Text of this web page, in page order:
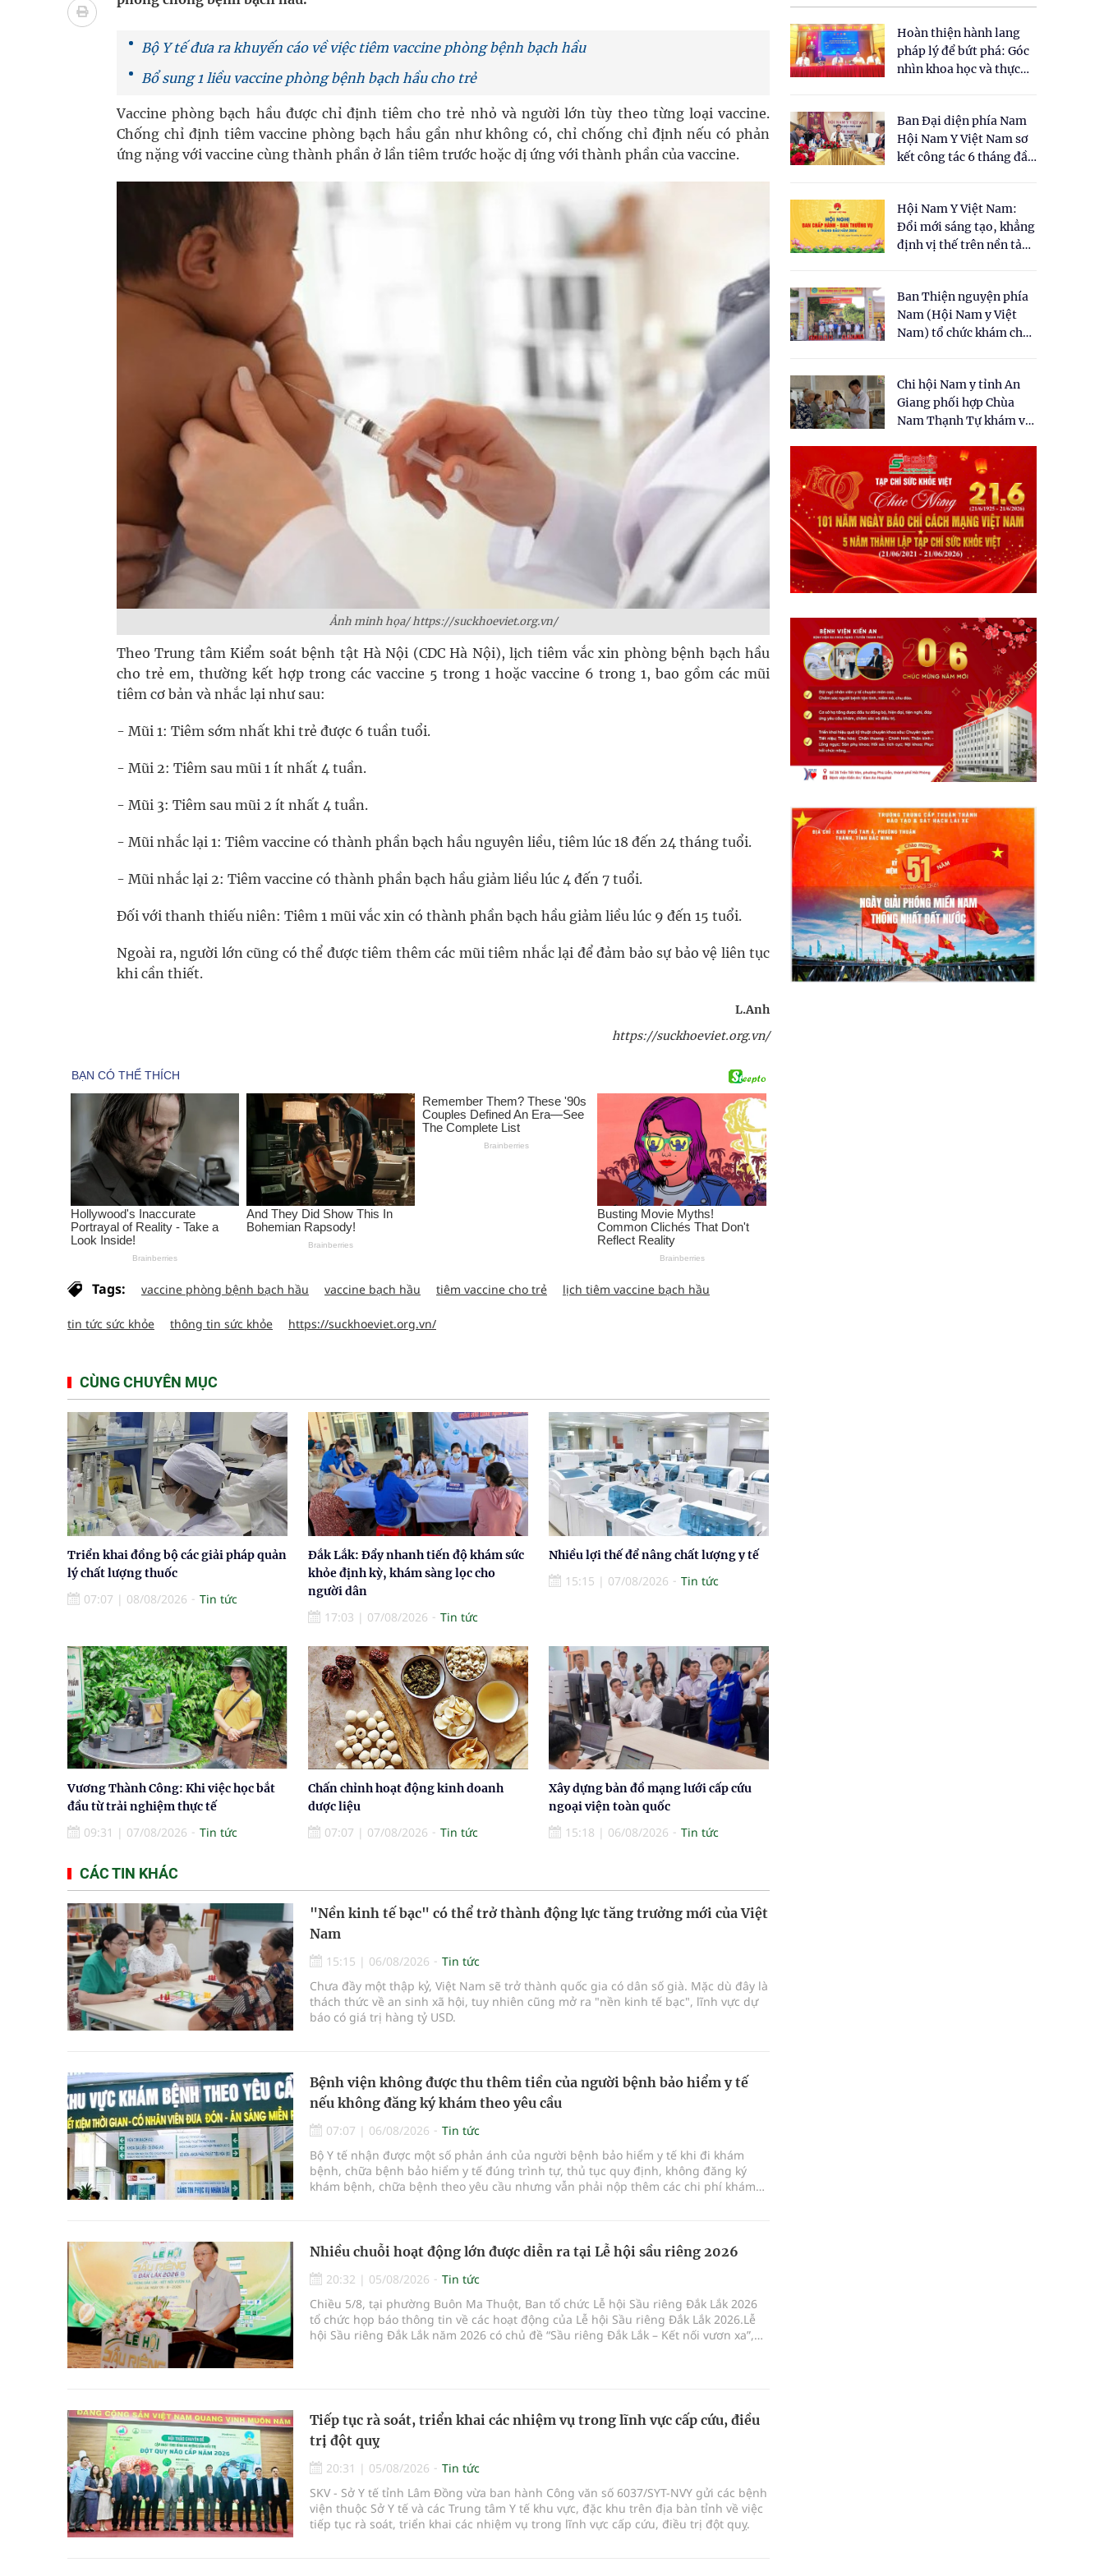
Vương Thành Công: Khi việc học bắt đầu từ trải nghiệm thực tế
Tầm soát sớm ung thư vú giúp cứu sống hàng nghìn phụ nữ mỗi năm
Giải pháp nâng cao thị lực thời hiện đại
Triển khai đồng bộ các giải pháp quản lý chất lượng thuốc
Bộ Y tế đưa ra khuyến cáo về việc tiêm vaccine phòng bệnh bạch hầu
Bổ sung 1 liều vaccine phòng bệnh bạch hầu cho trẻ
Vaccine phòng bạch hầu được chỉ định tiêm cho trẻ nhỏ và người lớn tùy theo từng loại vaccine.
Chống chỉ định tiêm vaccine phòng bạch hầu gần như không có, chỉ chống chỉ định nếu có phản
ứng nặng với vaccine cùng thành phần ở lần tiêm trước hoặc dị ứng với thành phần của vaccine.
Ảnh minh họa/ https://suckhoeviet.org.vn/
Theo Trung tâm Kiểm soát bệnh tật Hà Nội (CDC Hà Nội), lịch tiêm vắc xin phòng bệnh bạch hầu
cho trẻ em, thường kết hợp trong các vaccine 5 trong 1 hoặc vaccine 6 trong 1, bao gồm các mũi
tiêm cơ bản và nhắc lại như sau:
- Mũi 1: Tiêm sớm nhất khi trẻ được 6 tuần tuổi.
- Mũi 2: Tiêm sau mũi 1 ít nhất 4 tuần.
- Mũi 3: Tiêm sau mũi 2 ít nhất 4 tuần.
- Mũi nhắc lại 1: Tiêm vaccine có thành phần bạch hầu nguyên liều, tiêm lúc 18 đến 24 tháng tuổi.
- Mũi nhắc lại 2: Tiêm vaccine có thành phần bạch hầu giảm liều lúc 4 đến 7 tuổi.
Đối với thanh thiếu niên: Tiêm 1 mũi vắc xin có thành phần bạch hầu giảm liều lúc 9 đến 15 tuổi.
Ngoài ra, người lớn cũng có thể được tiêm thêm các mũi tiêm nhắc lại để đảm bảo sự bảo vệ liên tục
khi cần thiết.
L.Anh
https://suckhoeviet.org.vn/
Tags: vaccine phòng bệnh bạch hầu vaccine bạch hầu tiêm vaccine cho trẻ lịch tiêm vaccine bạch hầu
tin tức sức khỏe thông tin sức khỏe https://suckhoeviet.org.vn/
CÙNG CHUYÊN MỤC
Triển khai đồng bộ các giải pháp quản
lý chất lượng thuốc
07:07 | 08/08/2026 Tin tức
Đắk Lắk: Đẩy nhanh tiến độ khám sức
khỏe định kỳ, khám sàng lọc cho
người dân
17:03 | 07/08/2026 Tin tức
Nhiều lợi thế để nâng chất lượng y tế
15:15 | 07/08/2026 Tin tức
Vương Thành Công: Khi việc học bắt
đầu từ trải nghiệm thực tế
09:31 | 07/08/2026 Tin tức
Chấn chỉnh hoạt động kinh doanh
dược liệu
07:07 | 07/08/2026 Tin tức
Xây dựng bản đồ mạng lưới cấp cứu
ngoại viện toàn quốc
15:18 | 06/08/2026 Tin tức
CÁC TIN KHÁC
"Nền kinh tế bạc" có thể trở thành động lực tăng trưởng mới của Việt
Nam
15:15 | 06/08/2026
Tin tức
Chưa đầy một thập kỷ, Việt Nam sẽ trở thành quốc gia có dân số già. Mặc dù đây là
thách thức về an sinh xã hội, tuy nhiên cũng mở ra "nền kinh tế bạc", lĩnh vực dự
báo có giá trị hàng tỷ USD.
Bệnh viện không được thu thêm tiền của người bệnh bảo hiểm y tế
nếu không đăng ký khám theo yêu cầu
07:07 | 06/08/2026
Tin tức
Bộ Y tế nhận được một số phản ánh của người bệnh bảo hiểm y tế khi đi khám
bệnh, chữa bệnh bảo hiểm y tế đúng trình tự, thủ tục quy định, không đăng ký
khám bệnh, chữa bệnh theo yêu cầu nhưng vẫn phải nộp thêm các chi phí khám
Nhiều chuỗi hoạt động lớn được diễn ra tại Lễ hội sầu riêng 2026
20:32 | 05/08/2026
Tin tức
Chiều 5/8, tại phường Buôn Ma Thuột, Ban tổ chức Lễ hội Sầu riêng Đắk Lắk 2026
tổ chức họp báo thông tin về các hoạt động của Lễ hội Sầu riêng Đắk Lắk 2026.Lễ
hội Sầu riêng Đắk Lắk năm 2026 có chủ đề “Sầu riêng Đắk Lắk – Kết nối vươn xa”,
Tiếp tục rà soát, triển khai các nhiệm vụ trong lĩnh vực cấp cứu, điều
trị đột quỵ
20:31 | 05/08/2026
Tin tức
SKV - Sở Y tế tỉnh Lâm Đồng vừa ban hành Công văn số 6037/SYT-NVY gửi các bệnh
viện thuộc Sở Y tế và các Trung tâm Y tế khu vực, đặc khu trên địa bàn tỉnh về việc
tiếp tục rà soát, triển khai các nhiệm vụ trong lĩnh vực cấp cứu, điều trị đột quỵ.
Hoàn thiện hành lang
pháp lý để bứt phá: Góc
nhìn khoa học và thực
cho Luật Y dược cổ
truyền Việt Nam"
Ban Đại diện phía Nam
Hội Nam Y Việt Nam sơ
kết công tác 6 tháng đầu
Hội Nam Y Việt Nam:
Đổi mới sáng tạo, khẳng
định vị thế trên nền tảng
Ban Thiện nguyện phía
Nam (Hội Nam y Việt
Nam) tổ chức khám chữa
dân tại xã Tân Tập
Chi hội Nam y tỉnh An
Giang phối hợp Chùa
Nam Thạnh Tự khám và
nhân dân